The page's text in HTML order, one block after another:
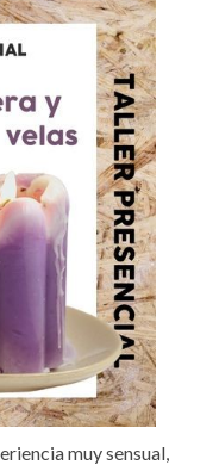
muy sensual,